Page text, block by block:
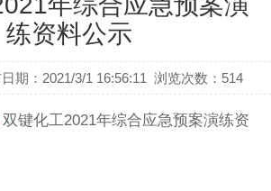
练资料公示
期：2021/3/1 16:56:11 浏览次数： 514
双键化工2021年综合应急预案演练资